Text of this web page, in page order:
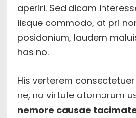
aperiri. Sed dicam
iisque commodo, at pri
posidonium, laudem
has no.
His verterem
ne, no virtute atomorum
nemore causae